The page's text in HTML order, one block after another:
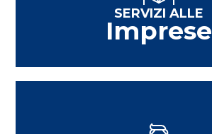
SERVIZI ALLE
Imprese